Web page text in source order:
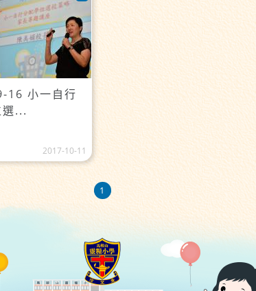
16 小一自行
選...
2017-10-11
1